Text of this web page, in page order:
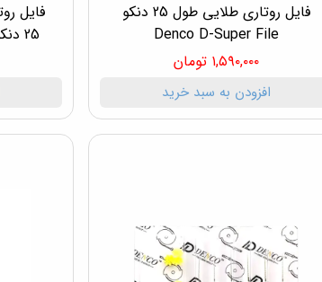
فایل روتاری طلایی طول 25 دنکو
Denco D-Super File
۱,۵۹۰,۰۰۰ تومان
افزودن به سبد خرید
25 دنکو Denco Pro-Flexi Files